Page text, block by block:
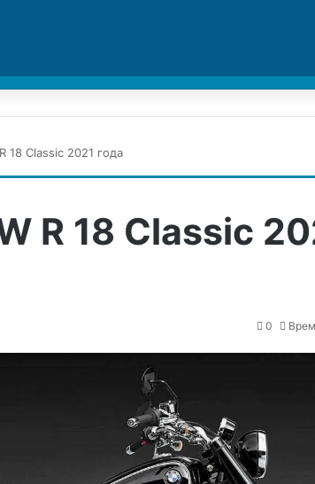
18 Classic 2021 года
R 18 Classic
0